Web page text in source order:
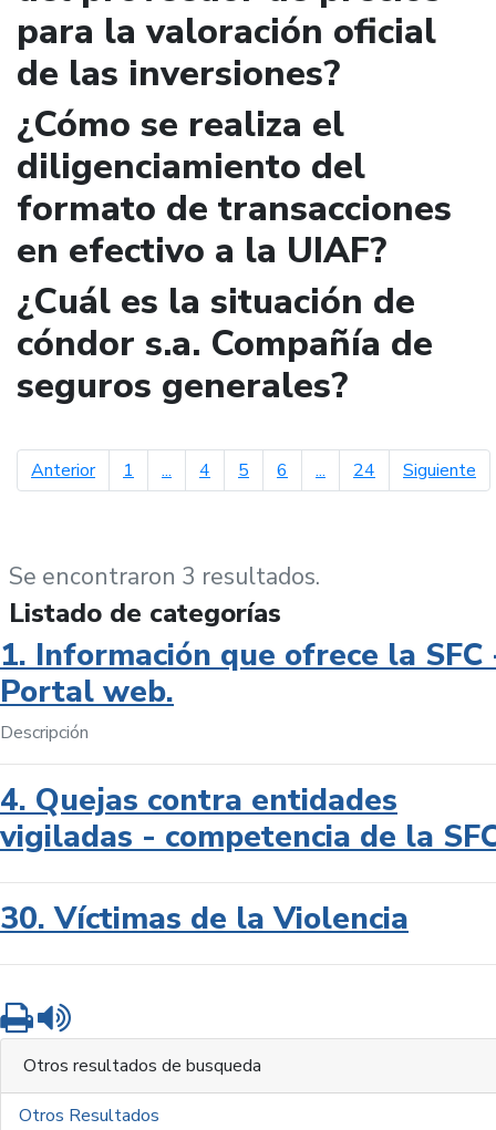
para la valoración oficial
de las inversiones?
¿Cómo se realiza el
diligenciamiento del
formato de transacciones
en efectivo a la UIAF?
¿Cuál es la situación de
cóndor s.a. Compañía de
seguros generales?
Anteriorpágina anterior
1 ... 4 5 6 ... 24 Siguiente
Se encontraron 3 resultados.
Listado de categorías
1. Información que ofrece la SFC
Portal web.
Descripción
4. Quejas contra entidades
vigiladas - competencia de la
30. Víctimas de la Violencia
Imprimir
Otros resultados de busqueda
Otros Resultados